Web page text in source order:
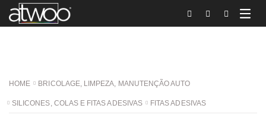
HOME BRICOLAGE, LIMPEZA, MANUTENÇÃO AUTO
SILICONES, COLAS E FITAS ADESIVAS FITAS ADESIVAS